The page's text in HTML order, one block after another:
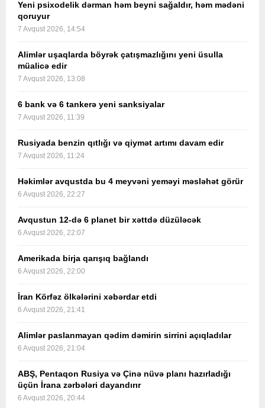
Yeni psixodelik dərman həm beyni sağaldır, həm mədəni
qoruyur
7 Avqust 2026, 14:54
Alimlər uşaqlarda böyrək çatışmazlığını yeni üsulla
müalicə edir
7 Avqust 2026, 13:08
6 bank və 6 tankerə yeni sanksiyalar
7 Avqust 2026, 11:39
Rusiyada benzin qıtlığı və qiymət artımı davam edir
7 Avqust 2026, 11:24
Həkimlər avqustda bu 4 meyvəni yeməyi məsləhət görür
6 Avqust 2026, 22:27
Avqustun 12-də 6 planet bir xəttdə düzüləcək
6 Avqust 2026, 22:07
Amerikada birja qarışıq bağlandı
6 Avqust 2026, 22:00
İran Körfəz ölkələrini xəbərdar etdi
6 Avqust 2026, 21:41
Alimlər paslanmayan qədim dəmirin sirrini açıqladılar
6 Avqust 2026, 21:04
ABŞ, Pentaqon Rusiya və Çinə nüvə planı hazırladığı
üçün İrana zərbələri dayandırır
6 Avqust 2026, 20:44